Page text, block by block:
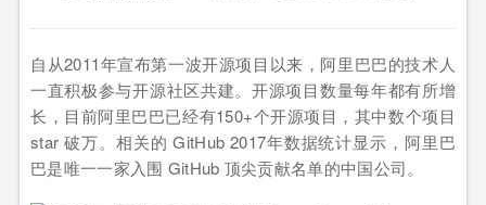
自从2011年宣布第一波开源项目以来，阿里巴巴的技术人
一直积极参与开源社区共建。开源项目数量每年都有所增
长，目前阿里巴巴已经有150+个开源项目，其中数个项目
star 破万。相关的 GitHub 2017年数据统计显示，阿里巴
巴是唯一一家入围 GitHub 顶尖贡献名单的中国公司。